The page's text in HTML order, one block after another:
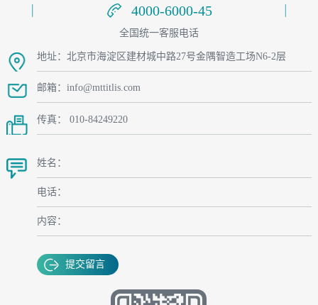
4000-6000-45
4000-6000-45
全国统一客服电话
地址：北京市海淀区建材城中路27号金隅智造工场N6-2层
邮箱：info@mttitlis.com
传真： 010-84249220
姓名：
电话：
内容：
提交留言